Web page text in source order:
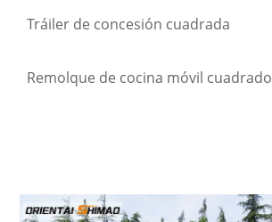
Tráiler de concesión cuadrada
Remolque de cocina móvil cuadrado